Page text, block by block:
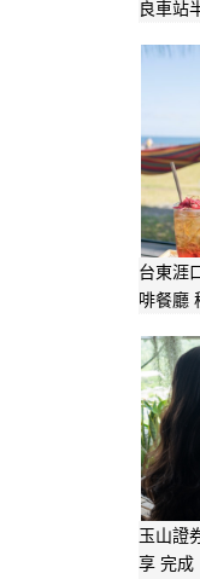
良車站
台東涯
啡餐廳
玉山證
享 完成